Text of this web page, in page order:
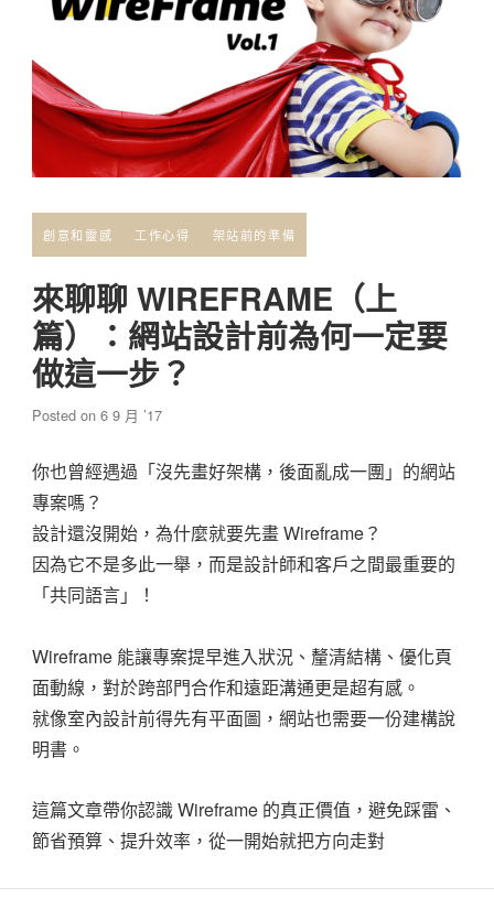
創意和靈感 工作心得 架站前的準備
來聊聊 WIREFRAME（上
篇）：網站設計前為何一定要
做這一步？
Posted on6 9 月 ’17
你也曾經遇過「沒先畫好架構，後面亂成一團」的網站
專案嗎？
設計還沒開始，為什麼就要先畫 Wireframe？
因為它不是多此一舉，而是設計師和客戶之間最重要的
「共同語言」！
Wireframe 能讓專案提早進入狀況、釐清結構、優化頁
面動線，對於跨部門合作和遠距溝通更是超有感。
就像室內設計前得先有平面圖，網站也需要一份建構說
明書。
這篇文章帶你認識 Wireframe 的真正價值，避免踩雷、
節省預算、提升效率，從一開始就把方向走對